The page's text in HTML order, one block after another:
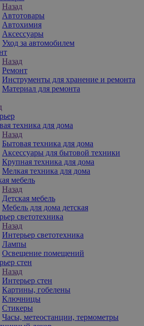
Назад
Автотовары
Автохимия
Аксессуары
Уход за автомобилем
Назад
Ремонт
Инструменты для хранение и ремонта
Материал для ремонта
техника для дома
Назад
Бытовая техника для дома
Аксессуары для бытовой техники
Крупная техника для дома
Мелкая техника для дома
мебель
Назад
Детская мебель
Мебель для дома детская
светотехника
Назад
Интерьер светотехника
Лампы
Освещение помещений
стен
Назад
Интерьер стен
Картины, гобелены
Ключницы
Стикеры
Часы, метеостанции, термометры